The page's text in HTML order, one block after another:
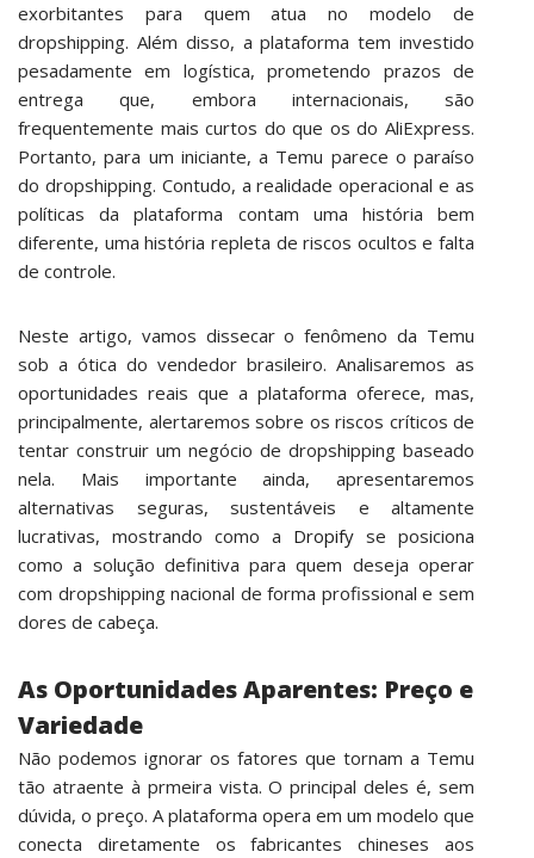
exorbitantes para quem atua no modelo de
dropshipping. Além disso, a plataforma tem investido
pesadamente em logística, prometendo prazos de
entrega que, embora internacionais, são
frequentemente mais curtos do que os do AliExpress.
Portanto, para um iniciante, a Temu parece o paraíso
do dropshipping. Contudo, a realidade operacional e as
políticas da plataforma contam uma história bem
diferente, uma história repleta de riscos ocultos e falta
de controle.
Neste artigo, vamos dissecar o fenômeno da Temu
sob a ótica do vendedor brasileiro. Analisaremos as
oportunidades reais que a plataforma oferece, mas,
principalmente, alertaremos sobre os riscos críticos de
tentar construir um negócio de dropshipping baseado
nela. Mais importante ainda, apresentaremos
alternativas seguras, sustentáveis e altamente
lucrativas, mostrando como a Dropify se posiciona
como a solução definitiva para quem deseja operar
com dropshipping nacional de forma profissional e sem
dores de cabeça.
As Oportunidades Aparentes: Preço e
Variedade
Não podemos ignorar os fatores que tornam a Temu
tão atraente à prmeira vista. O principal deles é, sem
dúvida, o preço. A plataforma opera em um modelo que
conecta diretamente os fabricantes chineses aos